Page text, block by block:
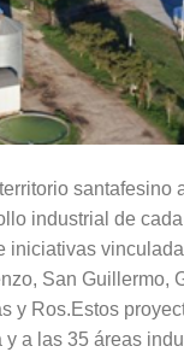
industrial de
San Guillermo,
y Ros.Estos
a las 35 áreas